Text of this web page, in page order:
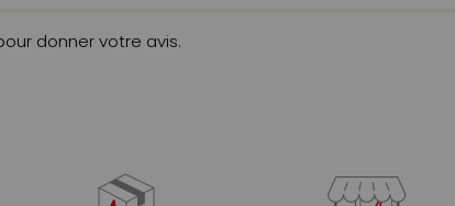
donner votre avis.